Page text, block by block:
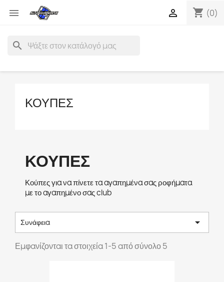
 shopping_cart (0)

search
ΚΟΎΠΕΣ
ΚΟΎΠΕΣ
Κούπες για να πίνετε τα αγαπημένα σας ροφήματα
με το αγαπημένο σας club
Συνάφεια 
Εμφανίζονται τα στοιχεία 1-5 από σύνολο 5